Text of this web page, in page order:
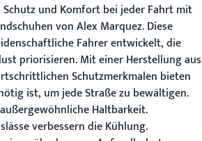
und Komfort bei jeder Fahrt mit
von Alex Marquez. Diese
Fahrer entwickelt, die
priorisieren. Mit einer Herstellung aus
Schutzmerkmalen bieten
ist, um jede Straße zu bewältigen.
Haltbarkeit.
verbessern die Kühlung.